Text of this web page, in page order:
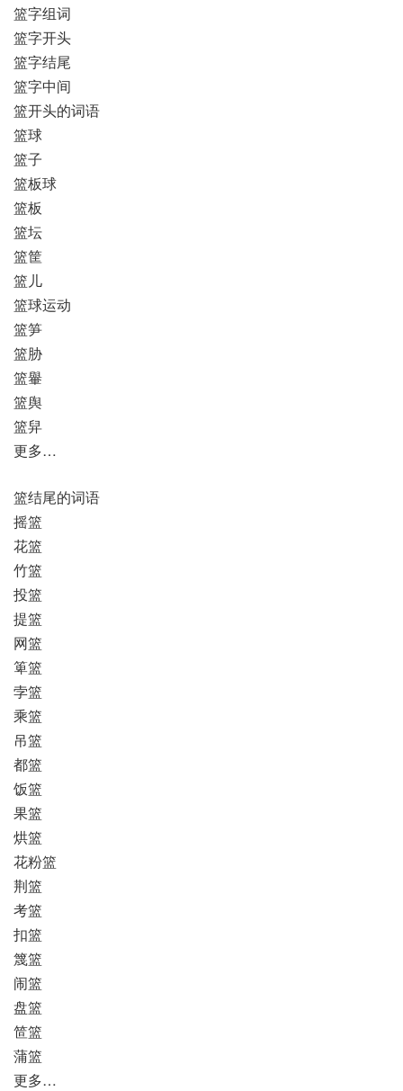
篮字组词
篮字开头
篮字结尾
篮字中间
篮开头的词语
篮球
篮子
篮板球
篮板
篮坛
篮筐
篮儿
篮球运动
篮笋
篮胁
篮轝
篮舆
篮舁
更多…
篮结尾的词语
摇篮
花篮
竹篮
投篮
提篮
网篮
箄篮
孛篮
乘篮
吊篮
都篮
饭篮
果篮
烘篮
花粉篮
荆篮
考篮
扣篮
篾篮
闹篮
盘篮
笸篮
蒲篮
更多…